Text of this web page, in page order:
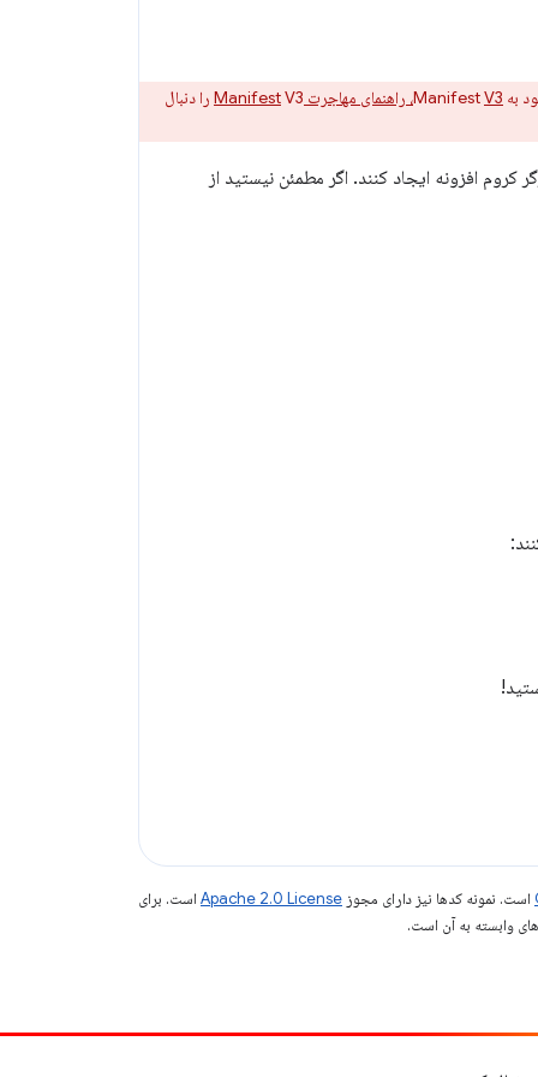
V3، راهنمای مهاجرت Manifest
V3 را دنبال
افزونه ایجاد کنند. اگر مطمئن نیستید از
است. نمونه کدها نیز دارای مجوز Apache 2.0 License است. برای